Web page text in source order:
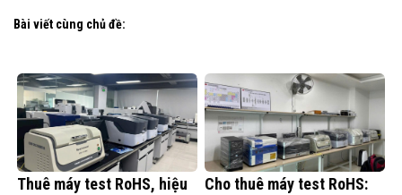
Bài viết cùng chủ đề:
Thuê máy test RoHS, hiệu
Cho thuê máy test RoHS: